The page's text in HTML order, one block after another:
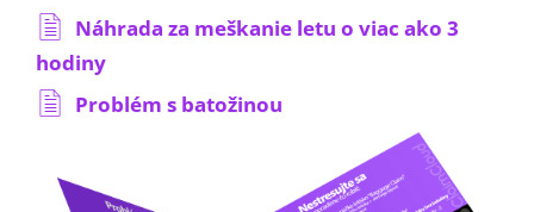
Náhrada za meškanie letu o viac ako 3
hodiny
Problém s batožinou